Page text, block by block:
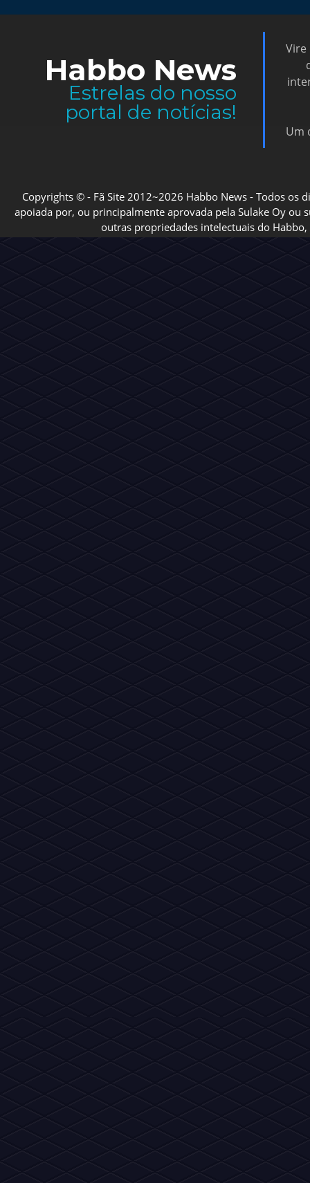
Habbo News
Estrelas do nosso
portal de notícias!
Vire
Um
Copyrights © - Fã Site 2012~2026 Habbo News - Todos os
apoiada por, ou principalmente aprovada pela Sulake Oy ou
outras propriedades intelectuais do